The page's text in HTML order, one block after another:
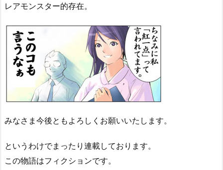
レアモンスター的存在。
みなさま今後ともよろしくお願いいたします。
というわけでまったり連載しております。
この物語はフィクションです。